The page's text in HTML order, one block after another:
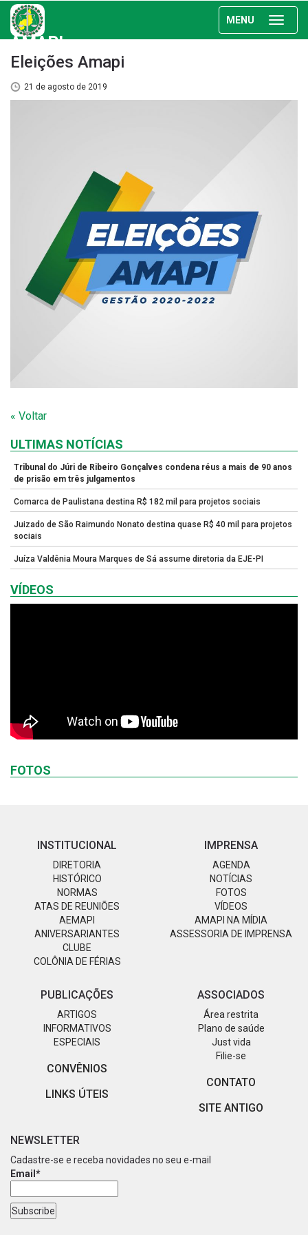
MENU
AMAPI
Eleições Amapi
21 de agosto de 2019
« Voltar
ULTIMAS NOTÍCIAS
Tribunal do Júri de Ribeiro Gonçalves condena réus a mais de 90 anos
de prisão em três julgamentos
Comarca de Paulistana destina R$ 182 mil para projetos sociais
Juizado de São Raimundo Nonato destina quase R$ 40 mil para projetos
sociais
Juíza Valdênia Moura Marques de Sá assume diretoria da EJE-PI
VÍDEOS
FOTOS
INSTITUCIONAL
DIRETORIA
HISTÓRICO
NORMAS
ATAS DE REUNIÕES
AEMAPI
ANIVERSARIANTES
CLUBE
COLÔNIA DE FÉRIAS
IMPRENSA
AGENDA
NOTÍCIAS
FOTOS
VÍDEOS
AMAPI NA MÍDIA
ASSESSORIA DE IMPRENSA
PUBLICAÇÕES
ARTIGOS
INFORMATIVOS
ESPECIAIS
CONVÊNIOS
LINKS ÚTEIS
ASSOCIADOS
Área restrita
Plano de saúde
Just vida
Filie-se
CONTATO
SITE ANTIGO
NEWSLETTER
Cadastre-se e receba novidades no seu e-mail
Email*